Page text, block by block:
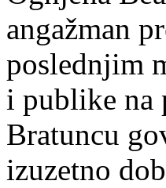
angažman
poslednjim
i publike na
Bratuncu
izuzetno